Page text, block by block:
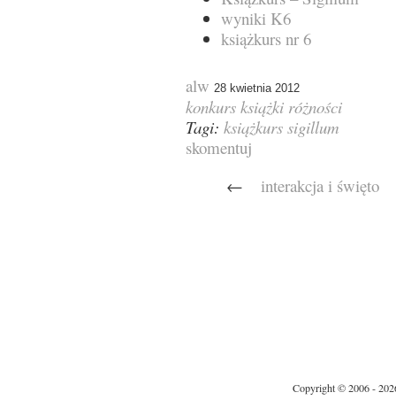
wyniki K6
książkurs nr 6
alw 28 kwietnia 2012
konkurs książki różności
Tagi: książkurs sigillum
skomentuj
←
interakcja i święto
Copyright © 2006 -